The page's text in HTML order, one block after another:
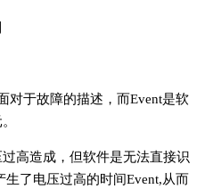
对于故障的描述，而Event是软
高造成，但软件是无法直接识
了电压过高的时间Event,从而